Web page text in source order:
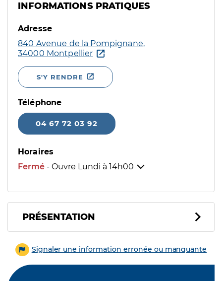
INFORMATIONS PRATIQUES
Adresse
840 Avenue de la Pompignane,
34000 Montpellier
S'Y RENDRE
Téléphone
04 67 72 03 92
Horaires
Fermé - Ouvre Lundi à 14h00
PRÉSENTATION
Signaler une information erronée ou manquante